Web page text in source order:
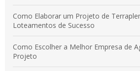
Como Elaborar um Projeto de
Loteamentos de Sucesso
Como Escolher a Melhor Empresa de
Projeto